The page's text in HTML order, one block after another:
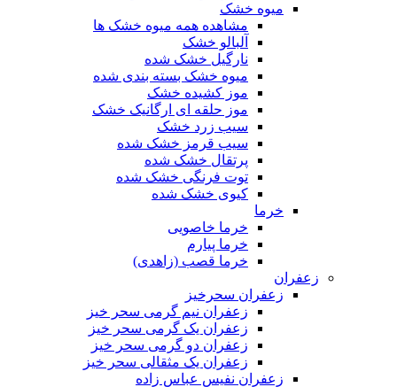
میوه خشک
مشاهده همه میوه خشک ها
آلبالو خشک
نارگیل خشک شده
میوه خشک بسته بندی شده
موز کشیده خشک
موز حلقه ای ارگانیک خشک
سیب زرد خشک
سیب قرمز خشک شده
پرتقال خشک شده
توت فرنگی خشک شده
کیوی خشک شده
خرما
خرما خاصویی
خرما پیارم
خرما قصب (زاهدی)
زعفران
زعفران سحرخیز
زعفران نیم گرمی سحر خیز
زعفران یک گرمی سحر خیز
زعفران دو گرمی سحر خیز
زعفران یک مثقالی سحر خیز
زعفران نفیس عباس زاده